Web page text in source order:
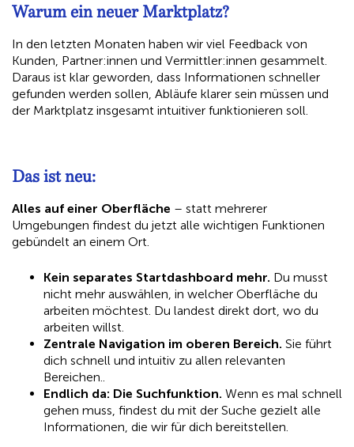
Warum ein neuer Marktplatz?
In den letzten Monaten haben wir viel Feedback von
Kunden, Partner:innen und Vermittler:innen gesammelt.
Daraus ist klar geworden, dass Informationen schneller
gefunden werden sollen, Abläufe klarer sein müssen und
der Marktplatz insgesamt intuitiver funktionieren soll.
Das ist neu:
Alles auf einer Oberfläche – statt mehrerer
Umgebungen findest du jetzt alle wichtigen Funktionen
gebündelt an einem Ort.
Kein separates Startdashboard mehr. Du musst
nicht mehr auswählen, in welcher Oberfläche du
arbeiten möchtest. Du landest direkt dort, wo du
arbeiten willst.
Zentrale Navigation im oberen Bereich. Sie führt
dich schnell und intuitiv zu allen relevanten
Bereichen..
Endlich da: Die Suchfunktion. Wenn es mal schnell
gehen muss, findest du mit der Suche gezielt alle
Informationen, die wir für dich bereitstellen.